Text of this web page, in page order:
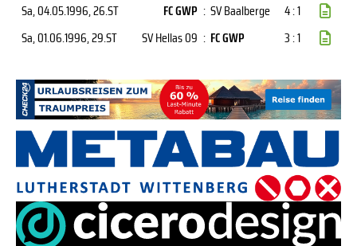
Sa, 04.05.1996, 26.ST FC GWP : SV Baalberge
4 : 1
Sa, 01.06.1996, 29.ST SV Hellas 09 : FC GWP 3 : 1